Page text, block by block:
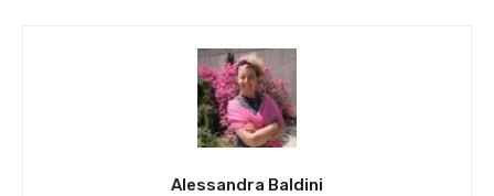
Alessandra Baldini